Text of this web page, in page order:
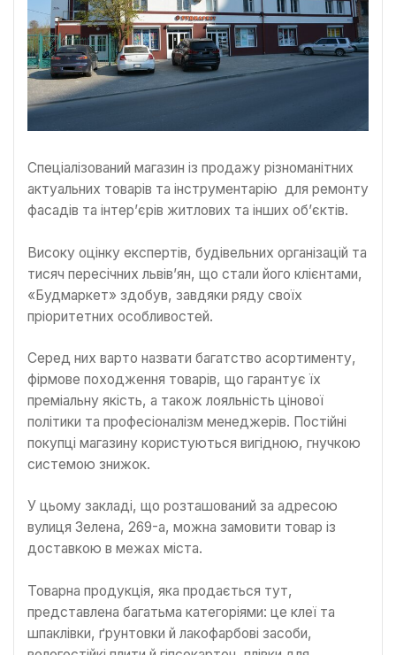
Спеціалізований магазин із продажу різноманітних
актуальних товарів та інструментарію для ремонту
фасадів та інтер’єрів житлових та інших об’єктів.
Високу оцінку експертів, будівельних організацій та
тисяч пересічних львів’ян, що стали його клієнтами,
«Будмаркет» здобув, завдяки ряду своїх
пріоритетних особливостей.
Серед них варто назвати багатство асортименту,
фірмове походження товарів, що гарантує їх
преміальну якість, а також лояльність цінової
політики та професіоналізм менеджерів. Постійні
покупці магазину користуються вигідною, гнучкою
системою знижок.
У цьому закладі, що розташований за адресою
вулиця Зелена, 269-а, можна замовити товар із
доставкою в межах міста.
Товарна продукція, яка продається тут,
представлена багатьма категоріями: це клеї та
шпаклівки, ґрунтовки й лакофарбові засоби,